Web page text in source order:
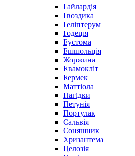
Гайлардія
Гвоздика
Геліптерум
Годеція
Еустома
Ешшольція
Жоржина
Квамокліт
Кермек
Маттіола
Нагідки
Петунія
Портулак
Сальвія
Соняшник
Хризантема
Целозія